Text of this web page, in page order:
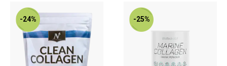
-24% -25%